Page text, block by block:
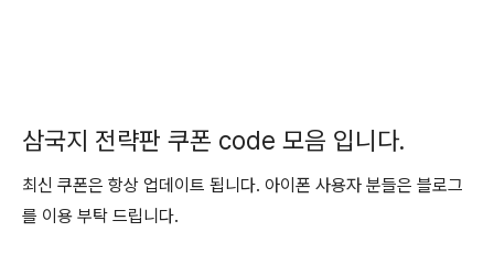
삼국지 전략판 쿠폰 code 모음 입니다.
최신 쿠폰은 항상 업데이트 됩니다. 아이폰 사용자 분들은 블로그
를 이용 부탁 드립니다.